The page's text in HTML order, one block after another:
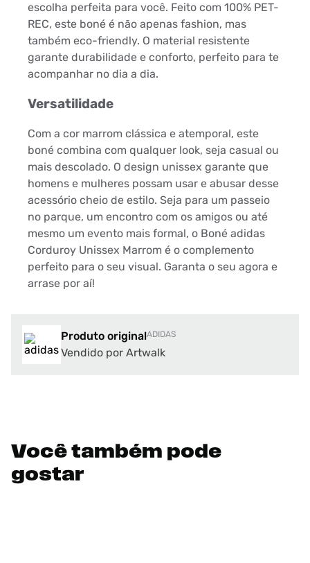
escolha perfeita para você. Feito com 100% PET-
REC, este boné é não apenas fashion, mas
também eco-friendly. O material resistente
garante durabilidade e conforto, perfeito para te
acompanhar no dia a dia.
Versatilidade
Com a cor marrom clássica e atemporal, este
boné combina com qualquer look, seja casual ou
mais descolado. O design unissex garante que
homens e mulheres possam usar e abusar desse
acessório cheio de estilo. Seja para um passeio
no parque, um encontro com os amigos ou até
mesmo um evento mais formal, o Boné adidas
Corduroy Unissex Marrom é o complemento
perfeito para o seu visual. Garanta o seu agora e
arrase por aí!
Produto originalADIDAS
Vendido por Artwalk
Você também pode
gostar